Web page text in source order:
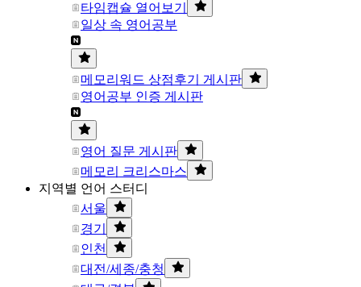
타임캡슐 열어보기
일상 속 영어공부
메모리워드 상점후기 게시판
영어공부 인증 게시판
영어 질문 게시판
메모리 크리스마스
지역별 언어 스터디
서울
경기
인천
대전/세종/충청